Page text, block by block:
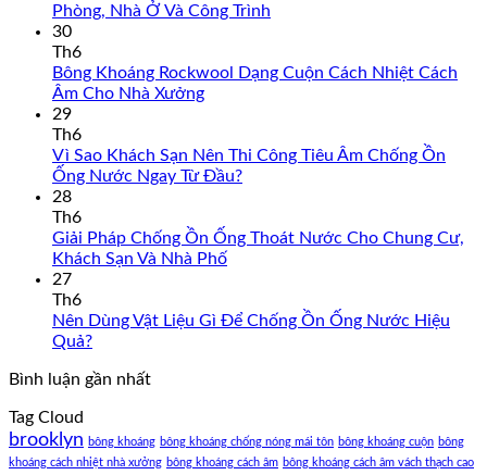
Phòng, Nhà Ở Và Công Trình
30
Th6
Bông Khoáng Rockwool Dạng Cuộn Cách Nhiệt Cách
Âm Cho Nhà Xưởng
29
Th6
Vì Sao Khách Sạn Nên Thi Công Tiêu Âm Chống Ồn
Ống Nước Ngay Từ Đầu?
28
Th6
Giải Pháp Chống Ồn Ống Thoát Nước Cho Chung Cư,
Khách Sạn Và Nhà Phố
27
Th6
Nên Dùng Vật Liệu Gì Để Chống Ồn Ống Nước Hiệu
Quả?
Bình luận gần nhất
Tag Cloud
brooklyn bông khoáng bông khoáng chống nóng mái tôn bông khoáng cuộn bông
khoáng cách nhiệt nhà xưởng bông khoáng cách âm bông khoáng cách âm vách thạch cao